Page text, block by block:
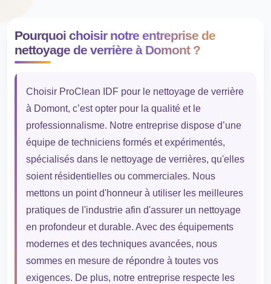
Pourquoi choisir notre entreprise de
nettoyage de verrière à Domont ?
Choisir ProClean IDF pour le nettoyage de verrière
à Domont, c’est opter pour la qualité et le
professionnalisme. Notre entreprise dispose d’une
équipe de techniciens formés et expérimentés,
spécialisés dans le nettoyage de verrières, qu'elles
soient résidentielles ou commerciales. Nous
mettons un point d'honneur à utiliser les meilleures
pratiques de l'industrie afin d'assurer un nettoyage
en profondeur et durable. Avec des équipements
modernes et des techniques avancées, nous
sommes en mesure de répondre à toutes vos
exigences. De plus, notre entreprise respecte les